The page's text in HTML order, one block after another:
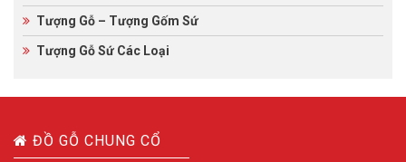
Tượng Gỗ – Tượng Gốm Sứ
Tượng Gỗ Sứ Các Loại
ĐỒ GỖ CHUNG CỔ